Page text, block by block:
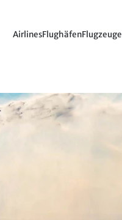
AirlinesFlughäfenFlugzeuge